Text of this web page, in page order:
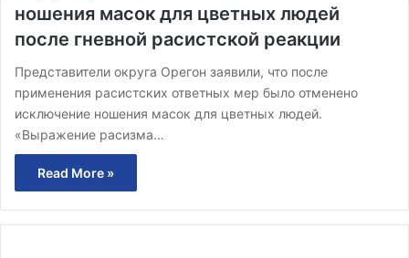
ношения масок для цветных людей
после гневной расистской реакции
Представители округа Орегон заявили, что после
применения расистских ответных мер было отменено
исключение ношения масок для цветных людей.
«Выражение расизма…
Read More »